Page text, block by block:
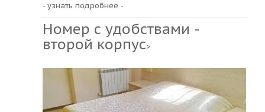
- узнать подробнее -
Номер с удобствами -
второй корпус>